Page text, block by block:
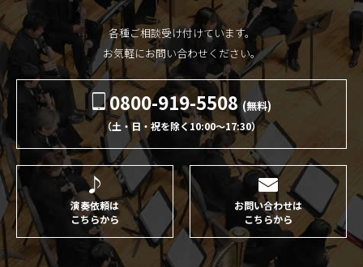
各種ご相談受け付けています。
お気軽にお問い合わせください。
0800-919-5508 (無料)
（土・日・祝を除く10:00〜17:30）
演奏依頼は
こちらから
お問い合わせは
こちらから